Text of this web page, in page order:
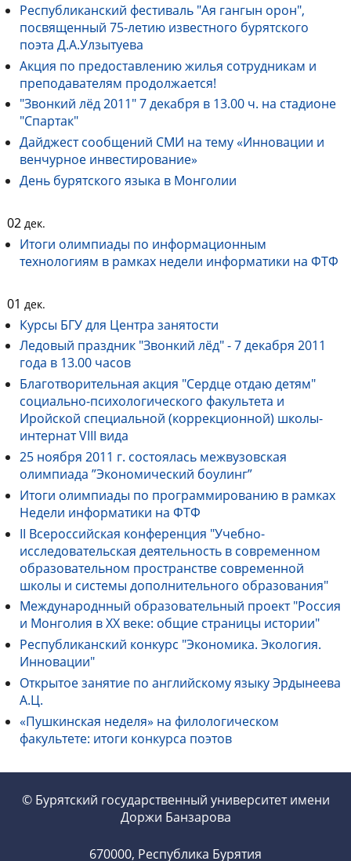
Республиканский фестиваль "Ая гангын орон",
посвященный 75-летию известного бурятского
поэта Д.А.Улзытуева
Акция по предоставлению жилья сотрудникам и
преподавателям продолжается!
"Звонкий лёд 2011" 7 декабря в 13.00 ч. на стадионе
"Спартак"
Дайджест сообщений СМИ на тему «Инновации и
венчурное инвестирование»
День бурятского языка в Монголии
02 дек.
Итоги олимпиады по информационным
технологиям в рамках недели информатики на ФТФ
01 дек.
Курсы БГУ для Центра занятости
Ледовый праздник "Звонкий лёд" - 7 декабря 2011
года в 13.00 часов
Благотворительная акция "Сердце отдаю детям"
социально-психологического факультета и
Иройской специальной (коррекционной) школы-
интернат VIII вида
25 ноября 2011 г. состоялась межвузовская
олимпиада ”Экономический боулинг”
Итоги олимпиады по программированию в рамках
Недели информатики на ФТФ
II Всероссийская конференция "Учебно-
исследовательская деятельность в современном
образовательном пространстве современной
школы и системы дополнительного образования"
Международнный образовательный проект "Россия
и Монголия в ХХ веке: общие страницы истории"
Республиканский конкурс "Экономика. Экология.
Инновации"
Открытое занятие по английскому языку Эрдынеева
А.Ц.
«Пушкинская неделя» на филологическом
факультете: итоги конкурса поэтов
© Бурятский государственный университет имени
Доржи Банзарова
670000, Республика Бурятия